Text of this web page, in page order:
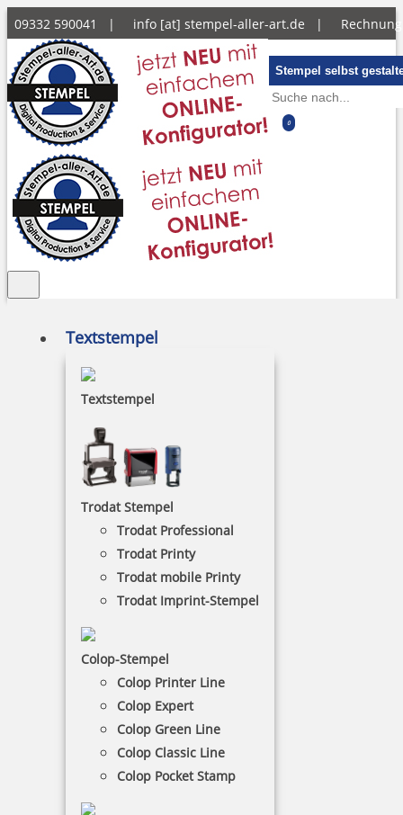
09332 590041 | info [at] stempel-aller-art.de |
Stempel selbst
0
Textstempel
Textstempel
Trodat Stempel
Trodat Professional
Trodat Printy
Trodat mobile Printy
Trodat Imprint-Stempel
Colop-Stempel
Colop Printer Line
Colop Expert
Colop Green Line
Colop Classic Line
Colop Pocket Stamp
Datumstempel
Die Datumsstempel mit Text eignen sind am besten
für Rechnungen, Briefe, Quittungen und vieles
NACH WUNSCHSTEMPEL FILTERN
DATUMSTEMPEL - KATEGORIEN
mit eigenem Text